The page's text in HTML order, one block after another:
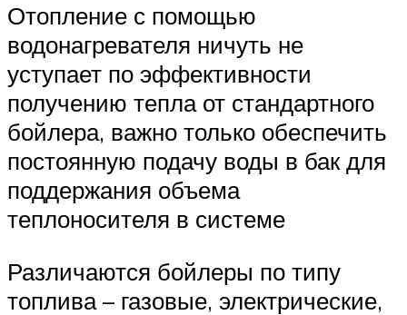
Отопление с помощью
водонагревателя ничуть не
уступает по эффективности
получению тепла от стандартного
бойлера, важно только обеспечить
постоянную подачу воды в бак для
поддержания объема
теплоносителя в системе
Различаются бойлеры по типу
топлива – газовые, электрические,